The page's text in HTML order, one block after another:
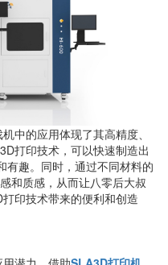
中的应用体现了其高精度、
打印技术，可以快速制造出
有趣。同时，通过不同材料的
和质感，从而让八零后大叔
印技术带来的便利和创造